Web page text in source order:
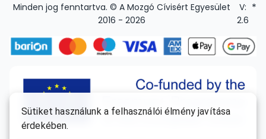
Sütiket használunk a felhasználói élmény javítása
érdekében.
Minden jog fenntartva. © A Mozgó Cívisért Egyesület
2016 - 2026
V:
2.6
*